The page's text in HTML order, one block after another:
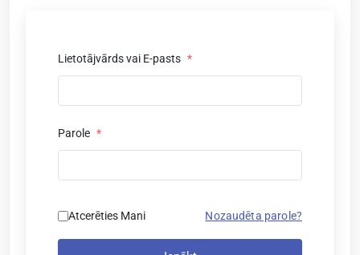
Lietotājvārds vai E-pasts *
Parole *
Atcerēties Mani Nozaudēta parole?